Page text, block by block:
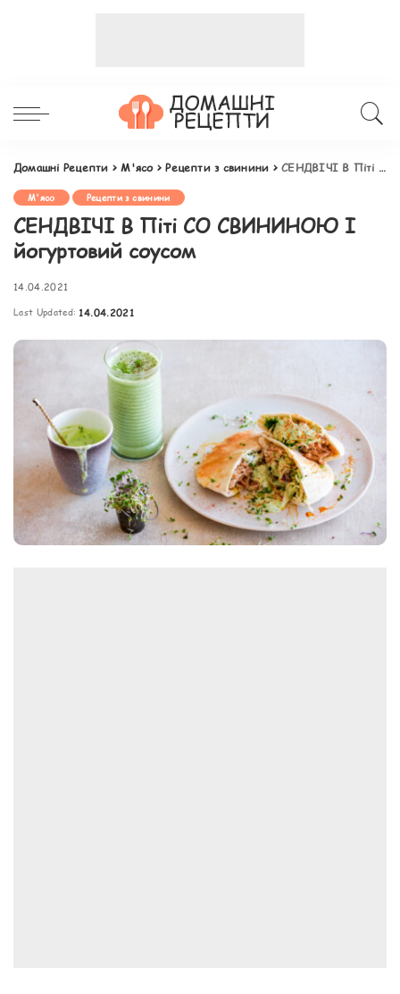
Домашні Рецепти >М'ясо>Рецепти з свинини >СЕНДВІЧІ В Піті СО СВИНИНОЮ І йогуртовий соусом
М'ясо Рецепти з свинини
СЕНДВІЧІ В Піті СО СВИНИНОЮ І
йогуртовий соусом
14.04.2021
Last Updated: 14.04.2021